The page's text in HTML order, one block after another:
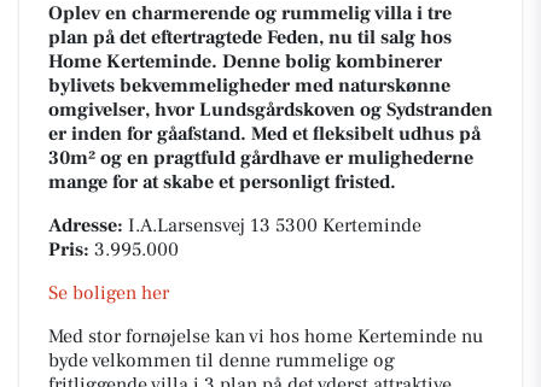
Oplev en charmerende og rummelig villa i tre
plan på det eftertragtede Feden, nu til salg hos
Home Kerteminde. Denne bolig kombinerer
bylivets bekvemmeligheder med naturskønne
omgivelser, hvor Lundsgårdskoven og Sydstranden
er inden for gåafstand. Med et fleksibelt udhus på
30m² og en pragtfuld gårdhave er mulighederne
mange for at skabe et personligt fristed.
Adresse: I.A.Larsensvej 13 5300 Kerteminde
Pris: 3.995.000
Se boligen her
Med stor fornøjelse kan vi hos home Kerteminde nu
byde velkommen til denne rummelige og